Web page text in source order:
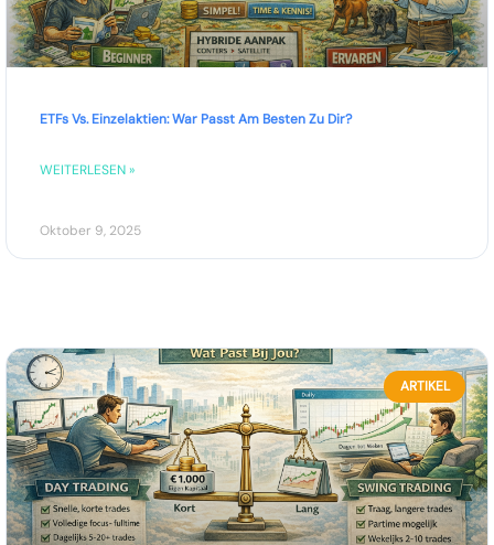
ETFs Vs. Einzelaktien: War Passt Am Besten Zu Dir?
WEITERLESEN »
Oktober 9, 2025
ARTIKEL